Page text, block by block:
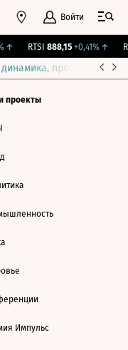
Войти
↑ RTSI 888,15 +0,41%↑
прогнозы
проекты
Импульс